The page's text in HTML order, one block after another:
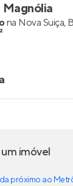
Magnólia
na Nova Suiça,
imóvel
próximo ao